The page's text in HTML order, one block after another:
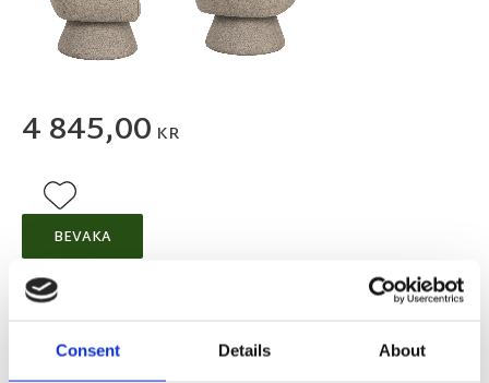
Consent Details About
4 845,00 KR
Lägg till i favoriter
BEVAKA
Lagerstatus
Tillverkare
Fri hemleverans över 995kr